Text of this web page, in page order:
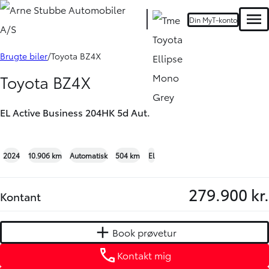
Din MyT-konto
Book prøvetur
Brugte biler Toyota BZ4X
Toyota BZ4X
EL Active Business 204HK 5d Aut.
2024 10.906 km Automatisk 504 km El
Kontant 279.900 kr.
Book prøvetur
Kontakt mig